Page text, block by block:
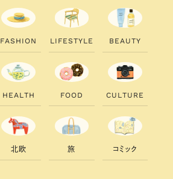
FAS H ION LI FESTYLE B EAUTY
H EALTH FOOD CU LTU RE
北欧 旅 コ ミ ック